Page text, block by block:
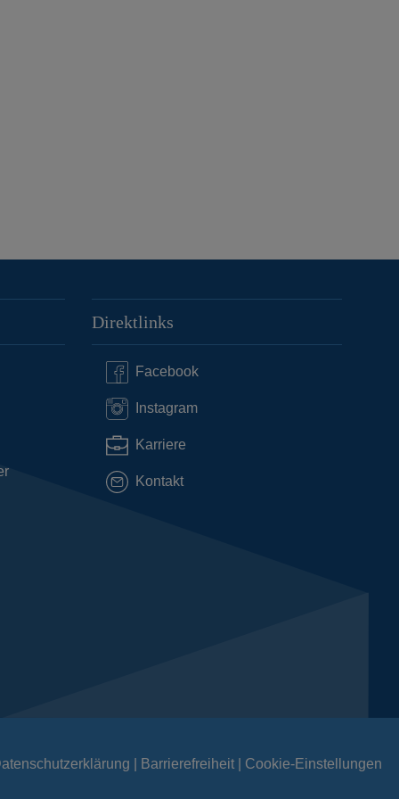
Direktlinks
Facebook
Instagram
Karriere
Kontakt
Barrierefreiheit Cookie-Einstellungen